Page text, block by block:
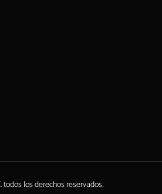
todos los derechos reservados.